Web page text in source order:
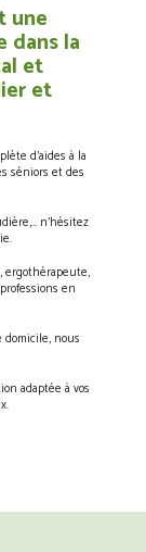
une
dans la
et
et
d’aides à la
séniors et des
n’hésitez
ergothérapeute,
en
domicile, nous
adaptée à vos